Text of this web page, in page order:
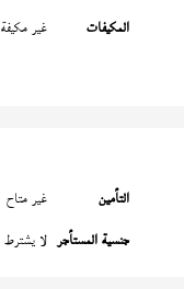
المكيفات
غير مكيفة
التأمين
غير متاح
جنسية المستأجر لا يشترط